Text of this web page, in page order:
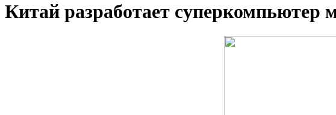
Китай разработает суперкомпьютер